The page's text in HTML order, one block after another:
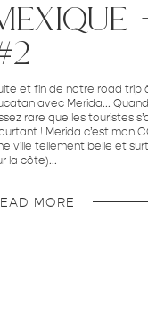
et fin de notre road trip
avec Merida...
rare que les touristes
! Merida c’est mon
ville tellement belle et
la côte)...
MORE